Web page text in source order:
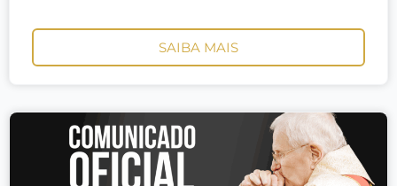
SAIBA MAIS